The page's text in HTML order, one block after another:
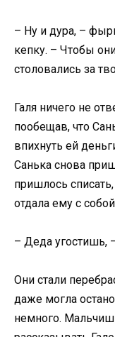
– Ну и дура, –
кепку. – Чтобы
столовались за
Галя ничего не
пообещав, что
впихнуть ей
Санька снова
пришлось
отдала ему с
– Деда угостишь,
Они стали
даже могла
немного.